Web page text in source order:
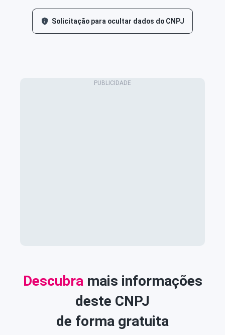
Solicitação para ocultar dados do CNPJ
Descubra mais informações
deste CNPJ
de forma gratuita